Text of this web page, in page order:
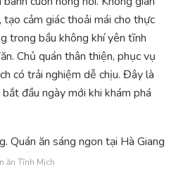
cảm giác thoải mái cho thực
trong bầu không khí yên tĩnh
Chủ quán thân thiện, phục vụ
có trải nghiệm dễ chịu. Đây là
đầu ngày mới khi khám phá
ăn Tĩnh Mịch